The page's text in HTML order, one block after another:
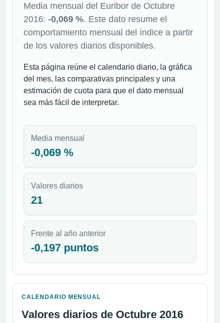
Media mensual del Euribor de Octubre
2016: -0,069 %. Este dato resume el
comportamiento mensual del índice a partir
de los valores diarios disponibles.
Esta página reúne el calendario diario, la gráfica
del mes, las comparativas principales y una
estimación de cuota para que el dato mensual
sea más fácil de interpretar.
Media mensual
-0,069 %
Valores diarios
21
Frente al año anterior
-0,197 puntos
CALENDARIO MENSUAL
Valores diarios de Octubre 2016